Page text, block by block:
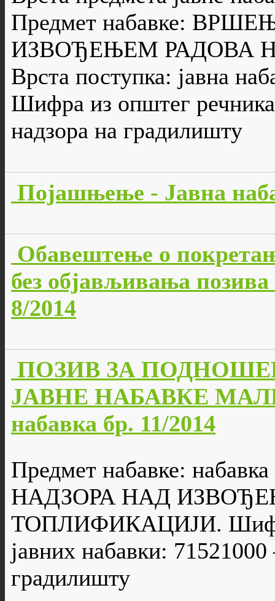
Предмет набавке:
ИЗВОЂЕЊЕМ РАДОВА
Врста поступка: јавна
Шифра из општег
надзора на градилишту
Појашњење - Јавна
Обавештење о
без објављивања
8/2014
ПОЗИВ ЗА
ЈАВНЕ НАБАВКЕ
набавка бр. 11/2014
Предмет набавке:
НАДЗОРА НАД
ТОПЛИФИКАЦИЈИ.
јавних набавки: 71521000
градилишту